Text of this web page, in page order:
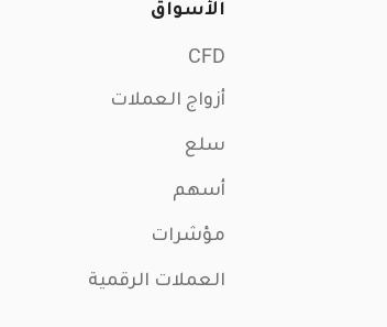
الأسواق
CFD
أزواج العملات
سلع
أسهم
مؤشرات
العملات الرقمية